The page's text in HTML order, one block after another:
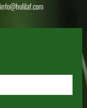
info@holilaf.com